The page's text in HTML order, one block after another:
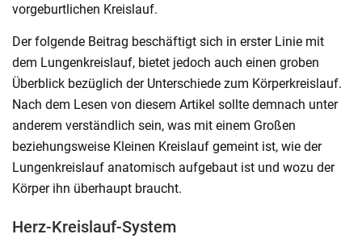
vorgeburtlichen Kreislauf.
Der folgende Beitrag beschäftigt sich in erster Linie mit
dem Lungenkreislauf, bietet jedoch auch einen groben
Überblick bezüglich der Unterschiede zum Körperkreislauf.
Nach dem Lesen von diesem Artikel sollte demnach unter
anderem verständlich sein, was mit einem Großen
beziehungsweise Kleinen Kreislauf gemeint ist, wie der
Lungenkreislauf anatomisch aufgebaut ist und wozu der
Körper ihn überhaupt braucht.
Herz-Kreislauf-System